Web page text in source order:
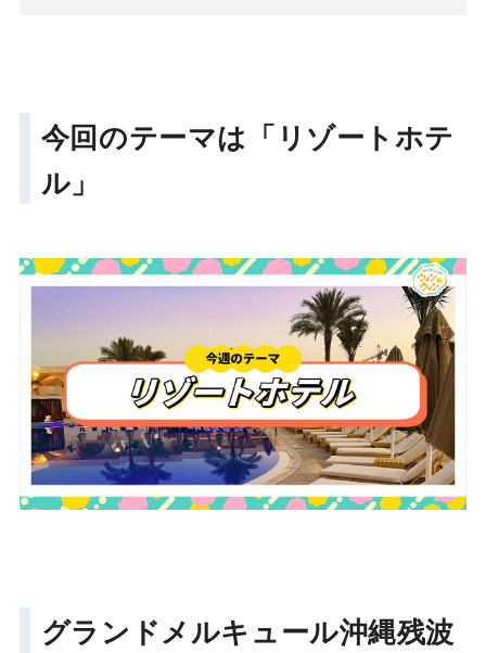
今回のテーマは「リゾートホテ
ル」
グランドメルキュール沖縄残波